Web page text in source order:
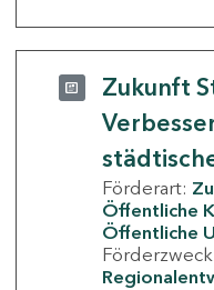
Zukunft
Förderart:
Öffentliche
Öffentliche